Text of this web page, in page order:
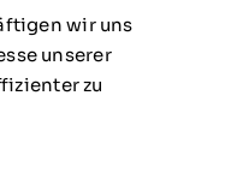
wir uns
unserer
zu